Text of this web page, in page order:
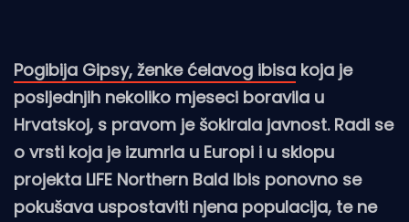
Pogibija Gipsy, ženke ćelavog ibisa koja je
posljednjih nekoliko mjeseci boravila u
Hrvatskoj, s pravom je šokirala javnost. Radi se
o vrsti koja je izumrla u Europi i u sklopu
projekta LIFE Northern Bald Ibis ponovno se
pokušava uspostaviti njena populacija, te ne